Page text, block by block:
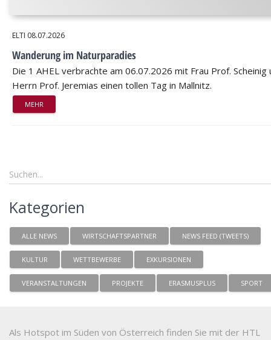
ELTI 08.07.2026
Wanderung im Naturparadies
Die 1 AHEL verbrachte am 06.07.2026 mit Frau Prof. Scheinig
Herrn Prof. Jeremias einen tollen Tag in Mallnitz.
MEHR
Kategorien
ALLE NEWS WIRTSCHAFTSPARTNER NEWS FEED (TWEETS)
KULTUR WETTBEWERBE EXKURSIONEN
VERANSTALTUNGEN PROJEKTE ERASMUSPLUS SPORT
Als Hotspot im Süden von Österreich finden Sie mit der HTL